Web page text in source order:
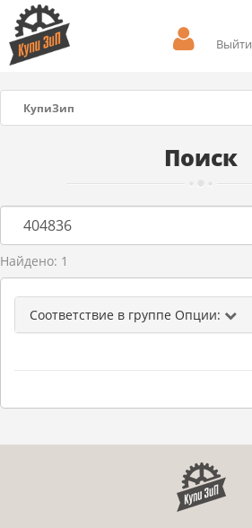
Выйти
КупиЗип
Поиск
Найдено: 1
Соответствие в группе Опции: